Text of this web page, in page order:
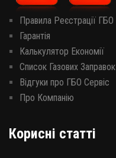
Правила Реєстрації ГБО
Гарантія
Калькулятор Економії
Список Газових Заправок
Відгуки про ГБО Сервіс
Про Компанію
Корисні статті